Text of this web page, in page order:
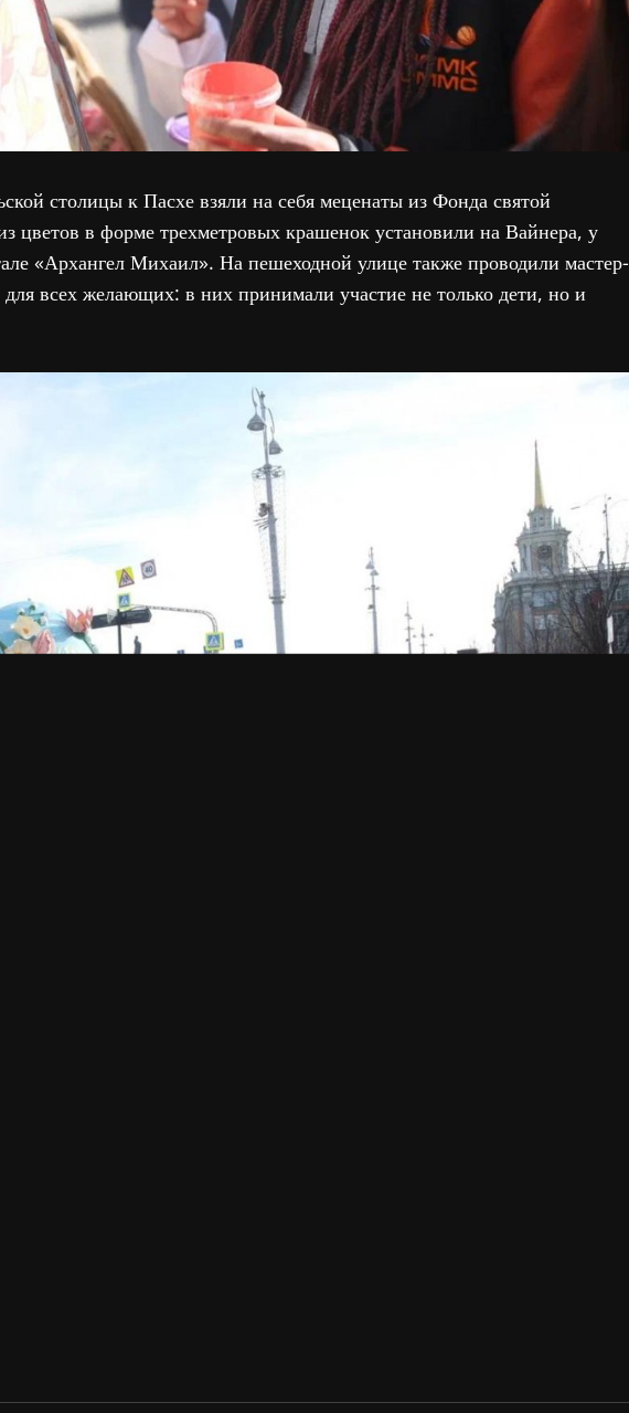
столицы к Пасхе взяли на себя меценаты из Фонда святой
цветов в форме трехметровых крашенок установили на Вайнера, у
«Архангел Михаил». На пешеходной улице также проводили мастер-
всех желающих: в них принимали участие не только дети, но и